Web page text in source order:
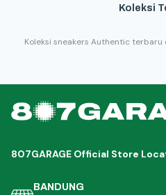
Koleksi
Koleksi sneakers Authentic
807GARAGE Official Store
BANDUNG